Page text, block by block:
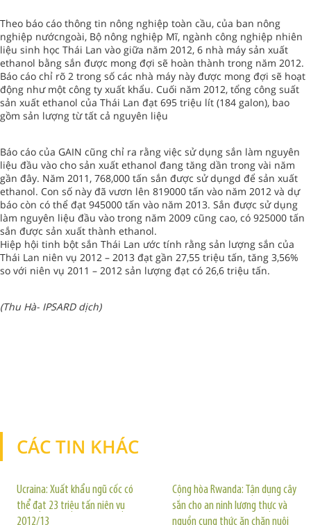
Theo báo cáo thông tin nông nghiệp toàn cầu, của ban nông
nghiệp nướcngoài, Bộ nông nghiệp Mĩ, ngành công nghiệp nhiên
liệu sinh học Thái Lan vào giữa năm 2012, 6 nhà máy sản xuất
ethanol bằng sắn được mong đợi sẽ hoàn thành trong năm 2012.
Báo cáo chỉ rõ 2 trong số các nhà máy này được mong đợi sẽ hoạt
động như một công ty xuất khẩu. Cuối năm 2012, tổng công suất
sản xuất ethanol của Thái Lan đạt 695 triệu lít (184 galon), bao
gồm sản lượng từ tất cả nguyên liệu
Báo cáo của GAIN cũng chỉ ra rằng việc sử dụng sắn làm nguyên
liệu đầu vào cho sản xuất ethanol đang tăng dần trong vài năm
gần đây. Năm 2011, 768,000 tấn sắn được sử dụngd để sản xuất
ethanol. Con số này đã vươn lên 819000 tấn vào năm 2012 và dự
báo còn có thể đạt 945000 tấn vào năm 2013. Sắn được sử dụng
làm nguyên liệu đầu vào trong năm 2009 cũng cao, có 925000 tấn
sắn được sản xuất thành ethanol.
Hiệp hội tinh bột sắn Thái Lan ước tính rằng sản lượng sắn của
Thái Lan niên vụ 2012 – 2013 đạt gần 27,55 triệu tấn, tăng 3,56%
so với niên vụ 2011 – 2012 sản lượng đạt có 26,6 triệu tấn.
(Thu Hà- IPSARD dịch)
CÁC TIN KHÁC
Ucraina: Xuất khẩu ngũ cốc có
thể đạt 23 triệu tấn niên vụ
2012/13
Cộng hòa Rwanda: Tận dụng cây
sắn cho an ninh lương thực và
nguồn cung thức ăn chăn nuôi